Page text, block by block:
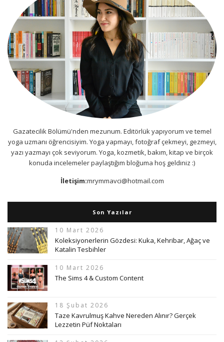
Gazatecilik Bölümü'nden mezunum. Editörlük yapıyorum ve temel
yoga uzmanı öğrencisiyim. Yoga yapmayı, fotoğraf çekmeyi, gezmeyi,
yazı yazmayı çok seviyorum. Yoga, kozmetik, bakım, kitap ve birçok
konuda incelemeler paylaştığım bloğuma hoş geldiniz :)
İletişim:mrymmavci@hotmail.com
Son Yazılar
10 Mart 2026
Koleksiyonerlerin Gözdesi: Kuka, Kehribar, Ağaç ve
Katalin Tesbihler
10 Mart 2026
The Sims 4 & Custom Content
18 Şubat 2026
Taze Kavrulmuş Kahve Nereden Alınır? Gerçek
Lezzetin Püf Noktaları